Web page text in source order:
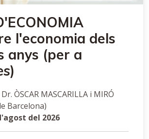
l'economia dels
anys (per a
)
ÒSCAR MASCARILLA i MIRÓ
Barcelona)
del 2026